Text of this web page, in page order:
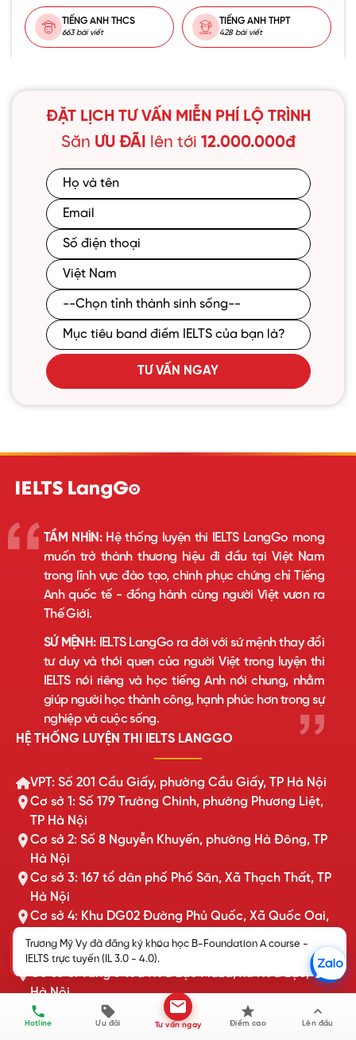
TIẾNG ANH THCS
663 bài viết
TIẾNG ANH THPT
428 bài viết
ĐẶT LỊCH TƯ VẤN MIỄN PHÍ LỘ TRÌNH
Săn ƯU ĐÃI lên tới 12.000.000đ
TƯ VẤN NGAY
Hotline Ưu đãi Tư vấn ngay Điểm cao Lên đầu
Trương Mỹ Vy đã đăng ký khóa học B-Foundation A course -
IELTS trực tuyến (IL 3.0 - 4.0).
TẦM NHÌN:Hệ thống luyện thi IELTS LangGo mong
muốn trở thành thương hiệu đi đầu tại Việt Nam
trong lĩnh vực đào tạo, chinh phục chứng chỉ Tiếng
Anh quốc tế - đồng hành cùng người Việt vươn ra
Thế Giới.
SỨ MỆNH:IELTS LangGo ra đời với sứ mệnh thay đổi
tư duy và thói quen của người Việt trong luyện thi
IELTS nói riêng và học tiếng Anh nói chung, nhằm
giúp người học thành công, hạnh phúc hơn trong sự
nghiệp và cuộc sống.
HỆ THỐNG LUYỆN THI IELTS LANGGO
VPT: Số 201 Cầu Giấy, phường Cầu Giấy, TP Hà Nội
Cơ sở 1: Số 179 Trường Chinh, phường Phương Liệt,
TP Hà Nội
Cơ sở 2: Số 8 Nguyễn Khuyến, phường Hà Đông, TP
Hà Nội
Cơ sở 3: 167 tổ dân phố Phố Săn, Xã Thạch Thất, TP
Hà Nội
Cơ sở 4: Khu DG02 Đường Phủ Quốc, Xã Quốc Oai,
Cơ sở 5: Tòa Châu Coffee, xã Tiên Du, Bắc Ninh
Cơ sở 6: Tầng 3 toà Hòa Lạc Plaza, xã Hòa Lạc, TP
Hà Nội
Cơ sở 7: Số 169 Xuân Thủy, phường Cầu Giấy, TP Hà